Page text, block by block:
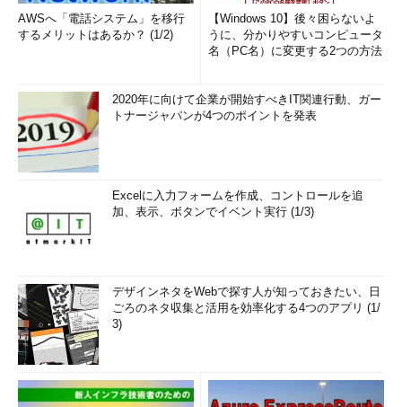
AWSへ「電話システム」を移行
するメリットはあるか？ (1/2)
【Windows 10】後々困らないよ
うに、分かりやすいコンピュータ
名（PC名）に変更する2つの方法
2020年に向けて企業が開始すべきIT関連行動、ガー
トナージャパンが4つのポイントを発表
Excelに入力フォームを作成、コントロールを追
加、表示、ボタンでイベント実行 (1/3)
デザインネタをWebで探す人が知っておきたい、日
ごろのネタ収集と活用を効率化する4つのアプリ (1/
3)